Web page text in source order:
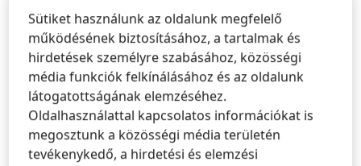
Sütiket használunk az oldalunk megfelelő
működésének biztosításához, a tartalmak és
hirdetések személyre szabásához, közösségi
média funkciók felkínálásához és az oldalunk
látogatottságának elemzéséhez.
Oldalhasználattal kapcsolatos információkat is
megosztunk a közösségi média területén
tevékenykedő, a hirdetési és elemzési